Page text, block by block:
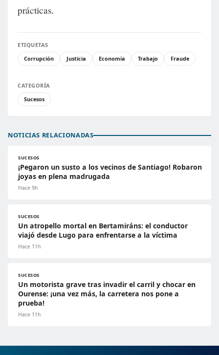
prácticas.
ETIQUETAS
Corrupción
Justicia Economía Trabajo Fraude
CATEGORÍA
Sucesos
NOTICIAS RELACIONADAS
SUCESOS
¡Pegaron un susto a los vecinos de Santiago! Robaron
joyas en plena madrugada
Hace 9h
SUCESOS
Un atropello mortal en Bertamiráns: el conductor
viajó desde Lugo para enfrentarse a la víctima
Hace 11h
SUCESOS
Un motorista grave tras invadir el carril y chocar en
Ourense: ¡una vez más, la carretera nos pone a
prueba!
Hace 11h